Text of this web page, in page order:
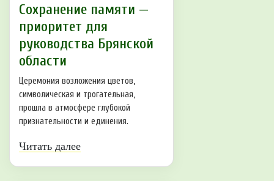
Сохранение памяти —
приоритет для
руководства Брянской
области
Церемония возложения цветов,
символическая и трогательная,
прошла в атмосфере глубокой
признательности и единения.
Читать далее